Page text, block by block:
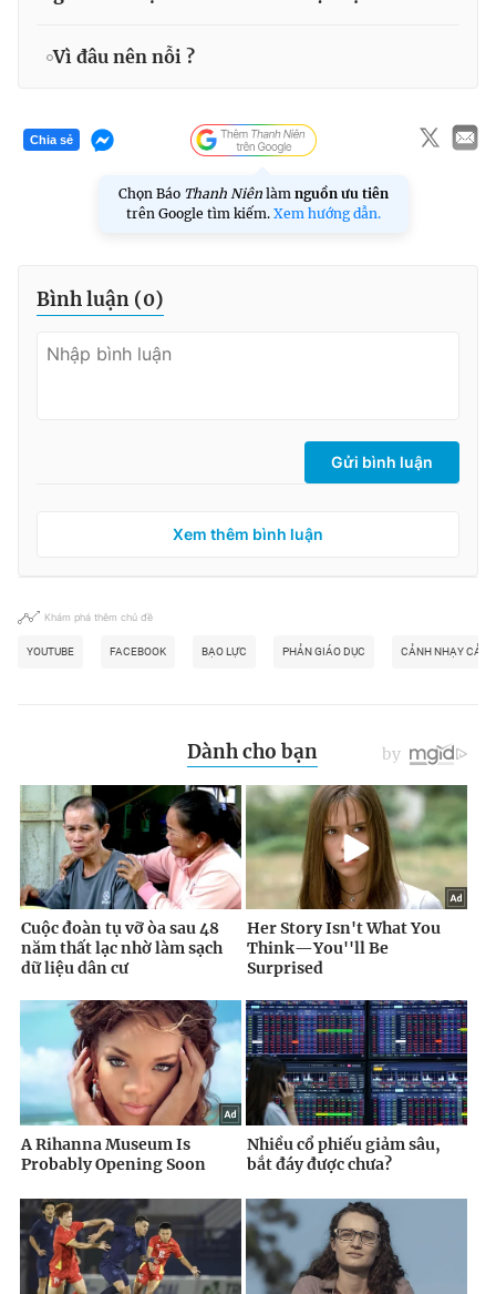
Vì đâu nên nỗi ?
Chia sẻ
Chọn Báo Thanh Niên làm nguồn ưu tiên
trên Google tìm kiếm. Xem hướng dẫn.
Bình luận (0)
Gửi bình luận
Xem thêm bình luận
Khám phá thêm chủ đề
YOUTUBE FACEBOOK BẠO LỰC PHẢN GIÁO DỤC CẢNH NHẠY CẢM